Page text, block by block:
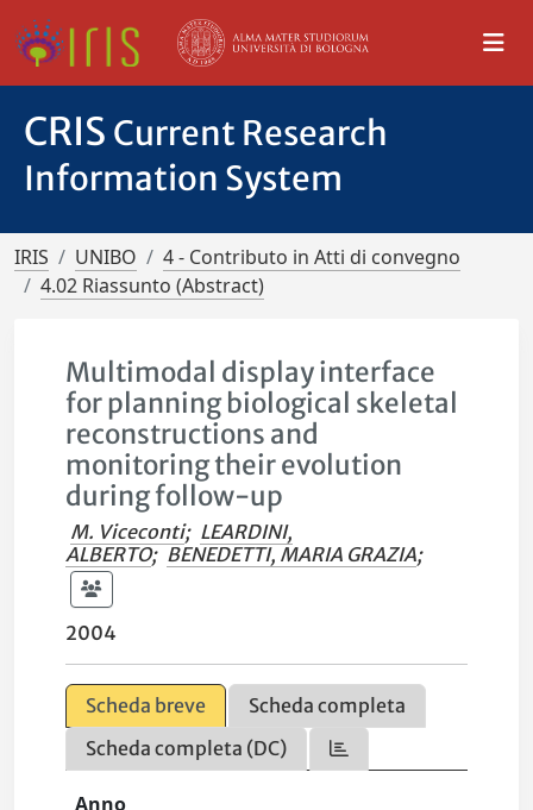
CRIS Current Research
Information System
IRIS UNIBO
4 - Contributo in Atti di convegno
4.02 Riassunto (Abstract)
Multimodal display interface
for planning biological skeletal
reconstructions and
monitoring their evolution
during follow-up
M. Viceconti; LEARDINI,
ALBERTO; BENEDETTI, MARIA GRAZIA;
2004
Scheda breve
Scheda completa
Scheda completa (DC)
Anno